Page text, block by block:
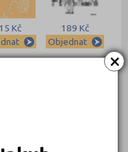
×
Kč
189 Kč
Objednat